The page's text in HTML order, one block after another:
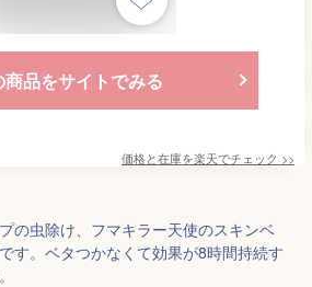
商品をサイトでみる
価格と在庫を楽天でチェック >>
の虫除け、フマキラー天使のスキンベ
す。ベタつかなくて効果が8時間持続す